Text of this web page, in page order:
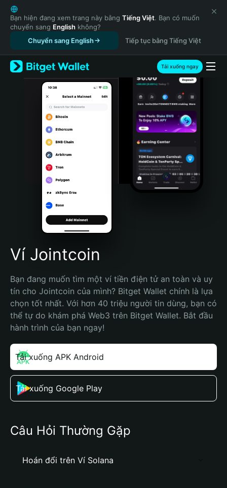
English
日本語
Tiếng Việt
Русский
Español (Latinoamérica)
Türkçe
Italiano
Português (Portugal)
Bahasa Indonesia
Português (Brasil)
Español (Argentina)
Bạn hiện đang xem trang này bằng Tiếng Việt. Bạn có muốn
chuyển sang English không?
Chuyển sang English
Tiếp tục bằng Tiếng Việt
Tải xuống ngay
Ví Jointcoin
Bạn đang muốn tìm một ví tiền điện tử an toàn và uy
tín cho Jointcoin của mình? Bitget Wallet chính là lựa
chọn tốt nhất. Với hơn 40 triệu người tin dùng, bạn có
thể tự do khám phá Web3 trên Bitget Wallet. Bắt đầu
hành trình của bạn ngay!
Tải xuống APK Android
Tải xuống Google Play
Câu Hỏi Thường Gặp
Hoán đổi trên Ví Solana